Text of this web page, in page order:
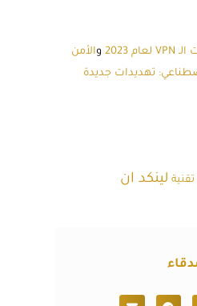
والأمن
تهديدات جديدة
تقنية لينكد ان